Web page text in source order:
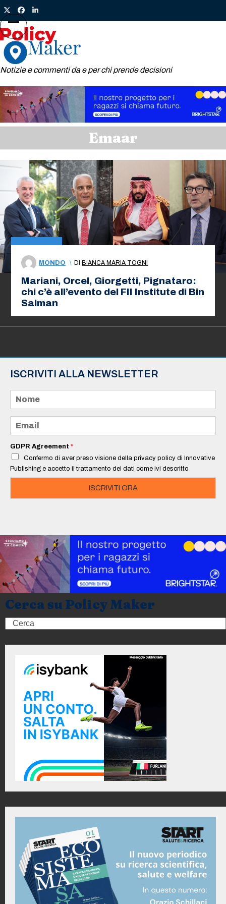
Skip
to
content
TwitterFacebook
LinkedIn
Notizie e commenti da e per chi prende decisioni
Open
mobile
menu
Close
mobile
menu
Emaar
MONDO \ DI BIANCA MARIA TOGNI
Mariani, Orcel, Giorgetti, Pignataro:
chi c’è all’evento del FII Institute di Bin
Salman
ISCRIVITI ALLA NEWSLETTER
m
e
a
i
*
GDPR Agreement *
Confermo di aver preso visione della privacy policy di Innovative
Publishing e accetto il trattamento dei dati come ivi descritto
ISCRIVITI ORA
Cerca su Policy Maker
Search